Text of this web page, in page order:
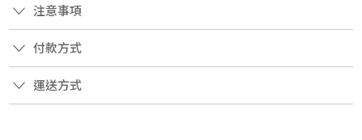
注意事項
付款方式
運送方式